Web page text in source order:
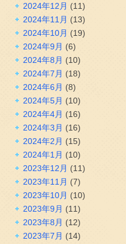
2024年12月 (11)
2024年11月 (13)
2024年10月 (19)
2024年9月 (6)
2024年8月 (10)
2024年7月 (18)
2024年6月 (8)
2024年5月 (10)
2024年4月 (16)
2024年3月 (16)
2024年2月 (15)
2024年1月 (10)
2023年12月 (11)
2023年11月 (7)
2023年10月 (10)
2023年9月 (11)
2023年8月 (12)
2023年7月 (14)